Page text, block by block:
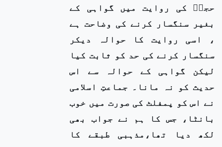
حجرؓ کی روایت میں گواہی کے
بغیر سنگسار کرنے کی وضاحت ہے
، اسی روایت کا حوالہ دیکر
سنگسار کرنے کی حد کو ثابت کیا
لیکن گواہی کے حوالہ سے اس
حدیث کو نہ مانا۔ جماعتِ اسلامی
نے اس کو پمفلٹ کی صورت میں خوب
بانٹا، جس کا ہم نے جواب بھی
لکھ دیا تھا،مذہبی طبقے کا